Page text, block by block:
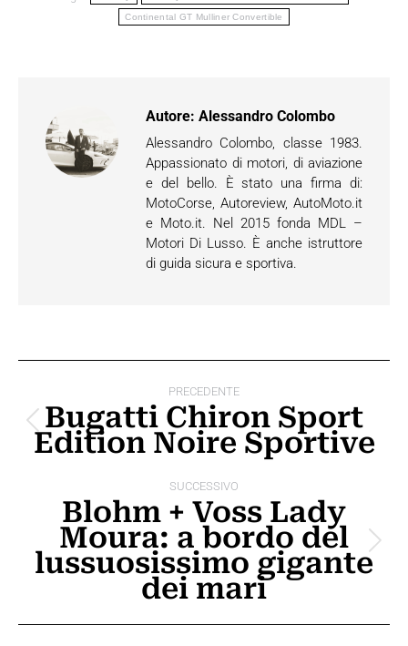
Continental GT Mulliner Convertible
Autore: Alessandro Colombo
Alessandro Colombo, classe 1983.
Appassionato di motori, di aviazione
e del bello. È stato una firma di:
MotoCorse, Autoreview, AutoMoto.it
e Moto.it. Nel 2015 fonda MDL –
Motori Di Lusso. È anche istruttore
di guida sicura e sportiva.
tra
PRECEDENTE
Post
precedente:
Bugatti Chiron Sport
Edition Noire Sportive
SUCCESSIVO
Prossimo
post:
Blohm + Voss Lady
Moura: a bordo del
lussuosissimo gigante
dei mari